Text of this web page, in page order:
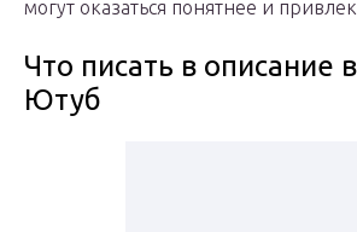
могут оказаться понятнее и
Что писать в описание
Ютуб